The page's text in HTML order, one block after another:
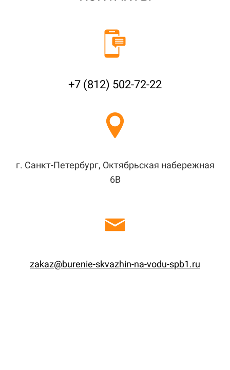
+7 (812) 502-72-22
г. Санкт-Петербург, Октябрьская набережная
6В
zakaz@burenie-skvazhin-na-vodu-spb1.ru